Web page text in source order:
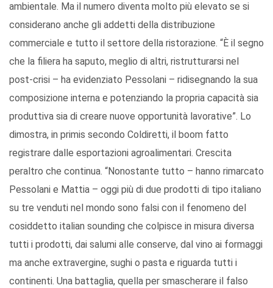
ambientale. Ma il numero diventa molto più elevato se si
considerano anche gli addetti della distribuzione
commerciale e tutto il settore della ristorazione. “È il segno
che la filiera ha saputo, meglio di altri, ristrutturarsi nel
post-crisi – ha evidenziato Pessolani – ridisegnando la sua
composizione interna e potenziando la propria capacità sia
produttiva sia di creare nuove opportunità lavorative”. Lo
dimostra, in primis secondo Coldiretti, il boom fatto
registrare dalle esportazioni agroalimentari. Crescita
peraltro che continua. “Nonostante tutto – hanno rimarcato
Pessolani e Mattia – oggi più di due prodotti di tipo italiano
su tre venduti nel mondo sono falsi con il fenomeno del
cosiddetto italian sounding che colpisce in misura diversa
tutti i prodotti, dai salumi alle conserve, dal vino ai formaggi
ma anche extravergine, sughi o pasta e riguarda tutti i
continenti. Una battaglia, quella per smascherare il falso